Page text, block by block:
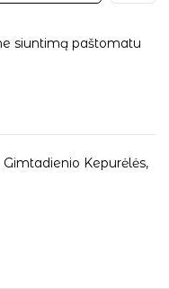
siuntimą paštomatu
Gimtadienio Kepurėlės,